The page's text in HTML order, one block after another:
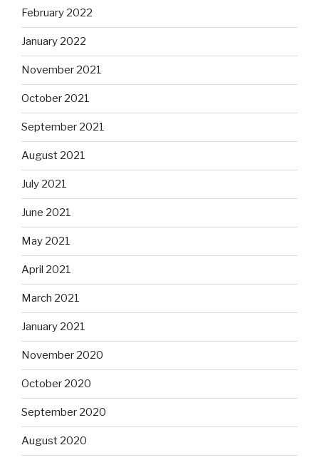
February 2022
January 2022
November 2021
October 2021
September 2021
August 2021
July 2021
June 2021
May 2021
April 2021
March 2021
January 2021
November 2020
October 2020
September 2020
August 2020